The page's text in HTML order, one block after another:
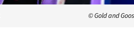
© Gold and